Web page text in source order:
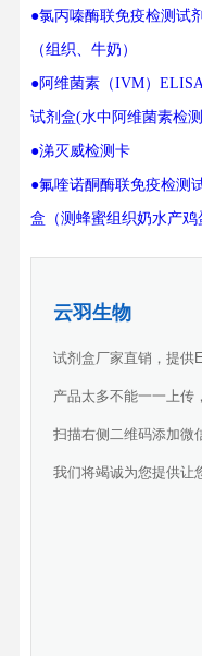
●氯丙嗪酶联免疫检测试
（组织、牛奶）
●阿维菌素（IVM）
试剂盒(水中阿维菌素检
●涕灭威检测卡
●氟喹诺酮酶联免疫检测
盒（测蜂蜜组织奶水产鸡
云羽生物
试剂盒厂家直销，提供
产品太多不能一一上传
扫描右侧二维码添加微
我们将竭诚为您提供让